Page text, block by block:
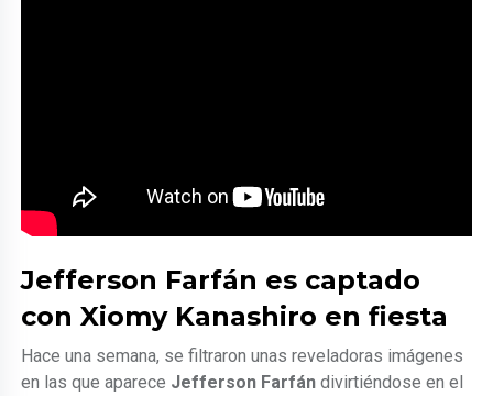
Jefferson Farfán es captado
con Xiomy Kanashiro en fiesta
Hace una semana, se filtraron unas reveladoras imágenes
en las que aparece Jefferson Farfán divirtiéndose en el